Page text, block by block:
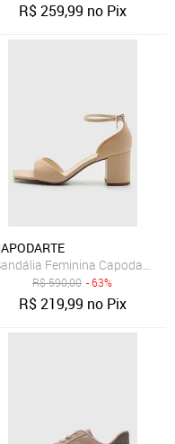
R$259,99 no Pix
Nude Feminina Capodarte
R$590,00 - 63%
R$219,99 no Pix